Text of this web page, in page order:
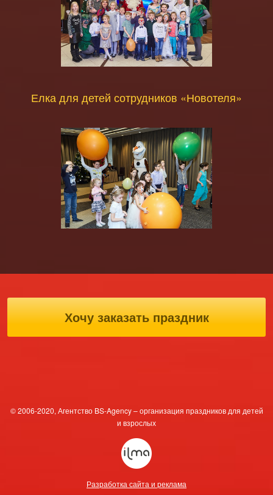
Елка для детей сотрудников «Новотеля»
Хочу заказать праздник
© 2006-2020, Агентство BS-Agency – организация праздников для детей
и взрослых
Разработка сайта и реклама